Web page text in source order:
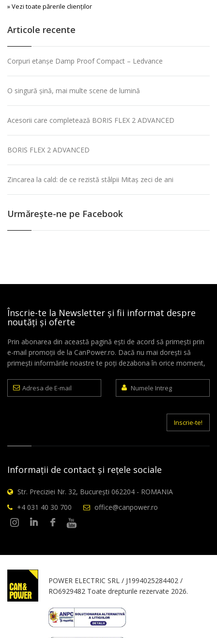
» Vezi toate părerile clienţilor
Articole recente
Corpuri etanșe Damp Proof Compact – Ledvance
O singură șină, mai multe scene de lumină
Acesorii care completează BORIS FLEX 2 ADVANCED
BORIS FLEX 2 ADVANCED
Zincarea la cald: de ce rezistă stâlpii Mitaș zeci de ani
Urmăreşte-ne pe Facebook
Înscrie-te la Newsletter și fii informat despre
noutăți și oferte
Prin abonarea din această pagină ești de acord să primești prin
e-mail promoții de la CanPower.ro. Dacă nu mai dorești să
primești informările noastre te poți dezabona în orice moment,
Adresa
de
Numele
Intreg
Inscrie-te!
Informații de contact și rețele sociale
Str. Preciziei Nr. 32, București 062204 - ROMANIA
+4 031 40 30 700
office@canpower.ro
POWER ELECTRIC SRL / J1994025284402 /
RO6929482 Toate drepturile rezervate 2026.